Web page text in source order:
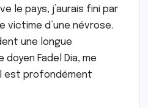
le pays, j’aurais fini par
victime d’une névrose.
une longue
Fadel Dia, me
est profondément